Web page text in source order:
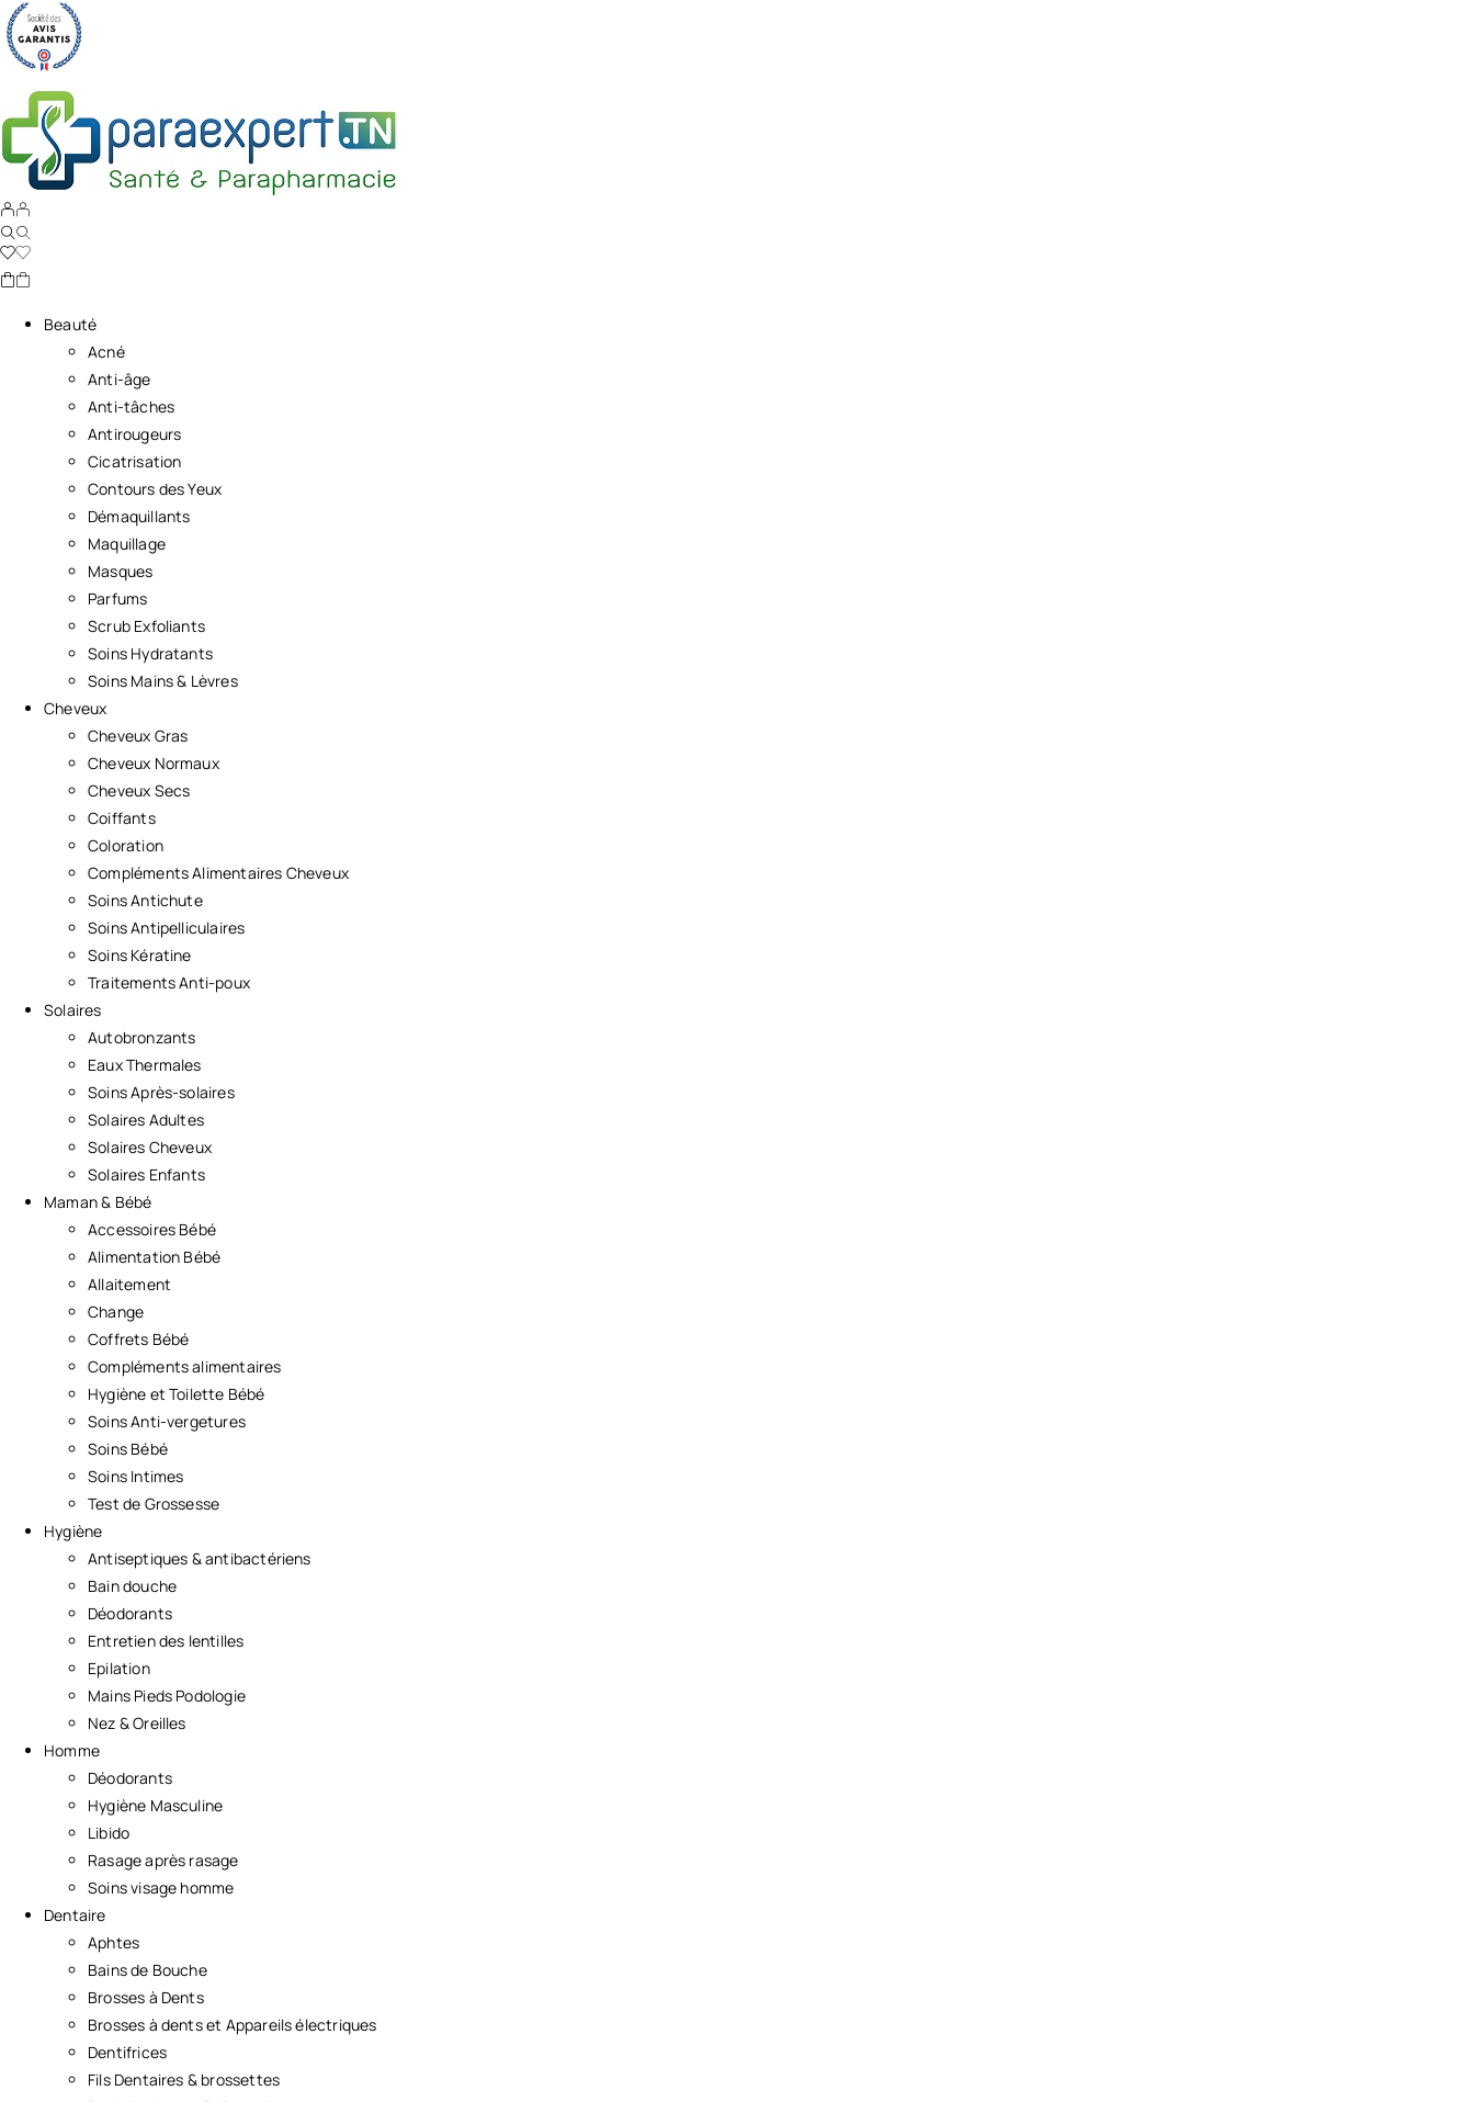
Beauté
Acné
Anti-âge
Anti-tâches
Antirougeurs
Cicatrisation
Contours des Yeux
Démaquillants
Maquillage
Masques
Parfums
Scrub Exfoliants
Soins Hydratants
Soins Mains & Lèvres
Cheveux
Cheveux Gras
Cheveux Normaux
Cheveux Secs
Coiffants
Coloration
Compléments Alimentaires Cheveux
Soins Antichute
Soins Antipelliculaires
Soins Kératine
Traitements Anti-poux
Solaires
Autobronzants
Eaux Thermales
Soins Après-solaires
Solaires Adultes
Solaires Cheveux
Solaires Enfants
Maman & Bébé
Accessoires Bébé
Alimentation Bébé
Allaitement
Change
Coffrets Bébé
Compléments alimentaires
Hygiène et Toilette Bébé
Soins Anti-vergetures
Soins Bébé
Soins Intimes
Test de Grossesse
Hygiène
Antiseptiques & antibactériens
Bain douche
Déodorants
Entretien des lentilles
Epilation
Mains Pieds Podologie
Nez & Oreilles
Homme
Déodorants
Hygiène Masculine
Libido
Rasage après rasage
Soins visage homme
Dentaire
Aphtes
Bains de Bouche
Brosses à Dents
Brosses à dents et Appareils électriques
Dentifrices
Fils Dentaires & brossettes